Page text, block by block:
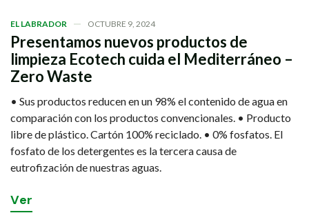
EL LABRADOR OCTUBRE 9, 2024
Presentamos nuevos productos de
limpieza Ecotech cuida el Mediterráneo –
Zero Waste
• Sus productos reducen en un 98% el contenido de agua en
comparación con los productos convencionales. • Producto
libre de plástico. Cartón 100% reciclado. • 0% fosfatos. El
fosfato de los detergentes es la tercera causa de
eutrofización de nuestras aguas.
Ver